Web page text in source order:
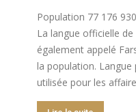
Population 77 176
La langue officielle
également appelé
la population.
utilisée pour les